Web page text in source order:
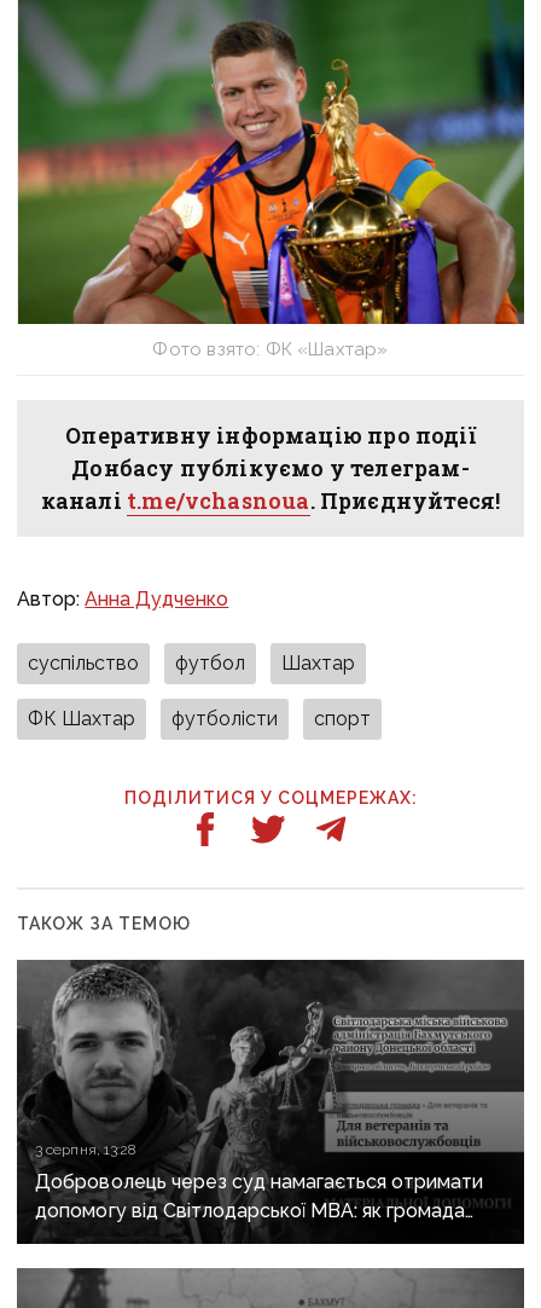
Фото взято: ФК «Шахтар»
Оперативну інформацію про події
Донбасу публікуємо у телеграм-
каналі t.me/vchasnoua. Приєднуйтеся!
Автор:Анна Дудченко
суспільство футбол Шахтар
ФК Шахтар футболісти спорт
ПОДІЛИТИСЯ У СОЦМЕРЕЖАХ:
ТАКОЖ ЗА ТЕМОЮ
3 серпня, 13:28
Доброволець через суд намагається отримати
допомогу від Світлодарської МВА: як громада
руйнує довіру до влади